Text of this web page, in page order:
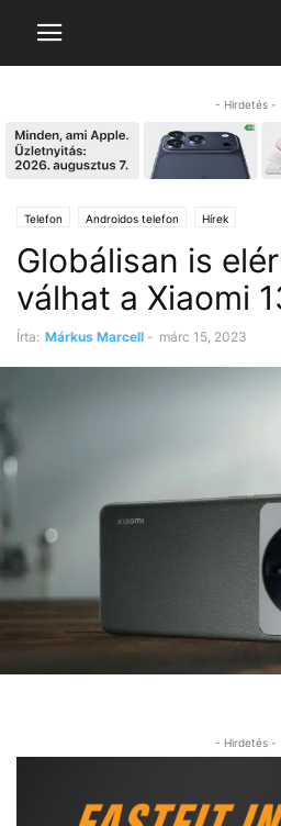
- Hirdetés -
Telefon Androidos telefon Hírek
Globálisan is
válhat a Xiaomi
Írta: Márkus Marcell - márc 15, 2023
- Hirdetés -